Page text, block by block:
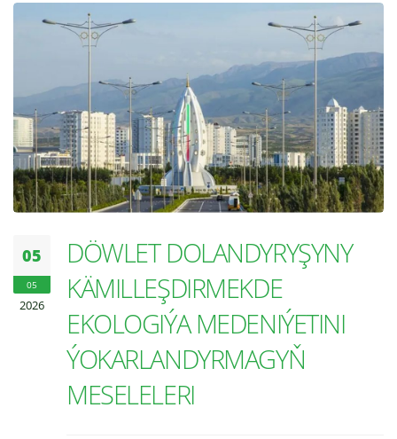
05
05
2026
DÖWLET DOLANDYRYŞYNY
KÄMILLEŞDIRMEKDE
EKOLOGIÝA MEDENIÝETINI
ÝOKARLANDYRMAGYŇ
MESELELERI